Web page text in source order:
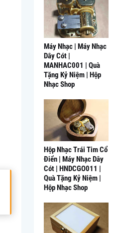
Máy Nhạc | Máy Nhạc
Dây Cót |
MANHAC001 | Quà
Tặng Kỷ Niệm | Hộp
Nhạc Shop
Hộp Nhạc Trái Tim Cổ
Điển | Máy Nhạc Dây
Cót | HNDCGO011 |
Quà Tặng Kỷ Niệm |
Hộp Nhạc Shop